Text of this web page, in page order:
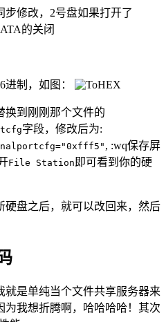
修改，2号盘如果打开了
的关闭
进制，如图：
换到刚刚那个文件的
字段，修改后为:
, :wq保存屏
File Station即可看到你的硬
硬盘之后，就可以改回来，然后
就是单纯当个文件共享服务器来
我想折腾啊，哈哈哈哈！其次